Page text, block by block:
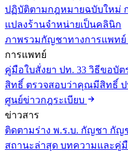
ปฏิบัติตามกฎหมายฉบับใหม่
แปลงร้านจำหน่ายเป็นคลินิก
ภาพรวมกัญชาทางการแพทย์
การแพทย์
คู่มือใบสั่งยา ปท. 33 วิธีขอบัต
สิทธิ์ ตรวจสอบว่าคุณมีสิทธิ์ ป
ศูนย์ข่าวกฎระเบียบ
ข่าวสาร
ติดตามร่าง พ.ร.บ. กัญชา กัญ
สถานะล่าสุด บทความและคู่